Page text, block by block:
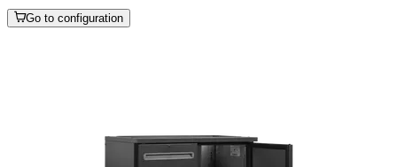
Go to configuration